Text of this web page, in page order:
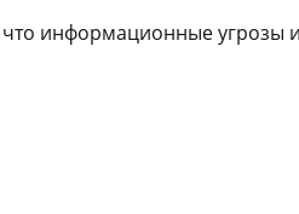
информационные угрозы